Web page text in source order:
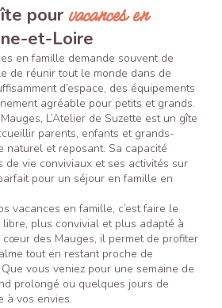
pour vacances en
et-Loire
en famille demande souvent de
de réunir tout le monde dans de
d’espace, des équipements
agréable pour petits et grands.
L’Atelier de Suzette est un gîte
parents, enfants et grands-
naturel et reposant. Sa capacité
de vie conviviaux et ses activités sur
pour un séjour en famille en
vacances en famille, c’est faire le
libre, plus convivial et plus adapté à
cœur des Mauges, il permet de profiter
tout en restant proche de
vous veniez pour une semaine de
prolongé ou quelques jours de
à vos envies.